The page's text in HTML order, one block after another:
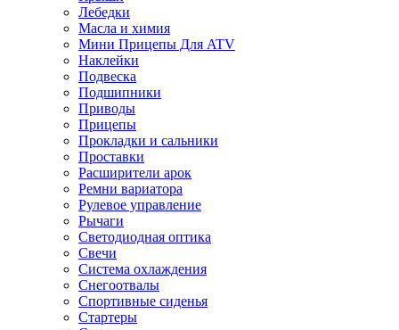
Лебедки
Масла и химия
Мини Прицепы Для ATV
Наклейки
Подвеска
Подшипники
Приводы
Прицепы
Прокладки и сальники
Проставки
Расширители арок
Ремни вариатора
Рулевое управление
Рычаги
Светодиодная оптика
Свечи
Система охлаждения
Снегоотвалы
Спортивные сиденья
Стартеры